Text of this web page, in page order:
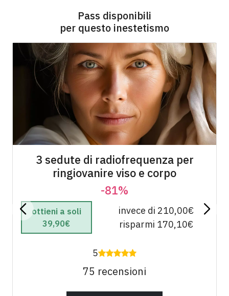
Pass disponibili
per questo inestetismo
3 sedute di radiofrequenza per
ringiovanire viso e corpo
-81%
ottieni a soli
39,90€
invece di 210,00€
risparmi 170,10€
5
75 recensioni